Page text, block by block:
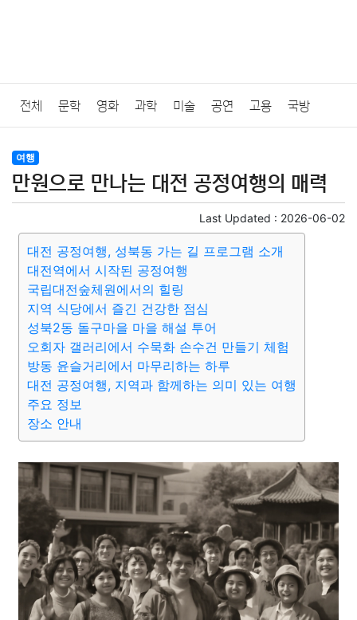
전체 문학 영화 과학 미술 공연 고용 국방
법률
질병 가요 방송 일상 주식 암호화폐 블록체인
결혼 육아 반려동물 패션 미용 증권 인테리어
요리 상품리뷰 원예 금융
대출 자동차 취미 여행 맛집
종교 사회 정치 건강 의료 의학
부동산 외국어
여행
만원으로 만나는 대전 공정여행의 매력
Last Updated : 2026-06-02
대전 공정여행, 성북동 가는 길 프로그램 소개
대전역에서 시작된 공정여행
국립대전숲체원에서의 힐링
지역 식당에서 즐긴 건강한 점심
성북2동 돌구마을 마을 해설 투어
오회자 갤러리에서 수묵화 손수건 만들기 체험
방동 윤슬거리에서 마무리하는 하루
대전 공정여행, 지역과 함께하는 의미 있는 여행
주요 정보
장소 안내